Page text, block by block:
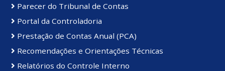
Parecer do Tribunal de Contas
Portal da Controladoria
Prestação de Contas Anual (PCA)
Recomendações e Orientações Técnicas
Relatórios do Controle Interno